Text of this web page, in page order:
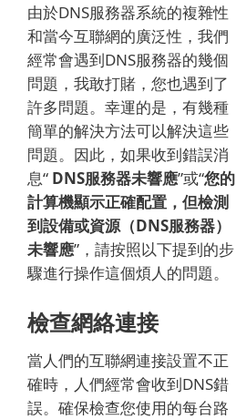
由於DNS服務器系統的複雜性
和當今互聯網的廣泛性，我們
經常會遇到DNS服務器的幾個
問題，我敢打賭，您也遇到了
許多問題。 幸運的是，有幾種
簡單的解決方法可以解決這些
問題。 因此，如果收到錯誤消
息“ DNS服務器未響應”或“您的
計算機顯示正確配置，但檢測
到設備或資源（DNS服務器）
未響應”，請按照以下提到的步
驟進行操作這個煩人的問題。
檢查網絡連接
當人們的互聯網連接設置不正
確時，人們經常會收到DNS錯
誤。 確保檢查您使用的每台路